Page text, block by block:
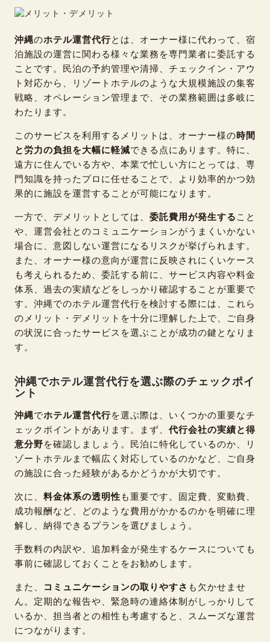
沖縄のホテル運営代行とは、オーナー様に代わって、宿
泊施設の運営に関わる様々な業務を専門業者に委託する
ことです。民泊の予約管理や清掃、チェックイン・アウ
ト対応から、リゾートホテルのような大規模施設の集客
戦略、オペレーション管理まで、その業務範囲は多岐に
わたります。
このサービスを利用するメリットは、オーナー様の時間
と労力の負担を大幅に軽減できる点にあります。特に、
遠方に住んでいる方や、本業で忙しい方にとっては、専
門知識を持ったプロに任せることで、より効率的かつ効
果的に施設を運営することが可能になります。
一方で、デメリットとしては、 委託費用が発生する こと
や、運営会社とのコミュニケーションがうまくいかない
場合に、意図しない運営になるリスクが挙げられます。
また、 オーナー様の意向が運営に反映されにくいケース
も考えられるため、委託する前に、サービス内容や料金
体系、過去の実績などをしっかり確認することが重要で
す。沖縄でのホテル運営代行を検討する際には、これら
のメリット・デメリットを十分に理解した上で、ご自身
の状況に合ったサービスを選ぶことが成功の鍵となりま
す。
沖縄でホテル運営代行を選ぶ際のチェックポイ
ント
沖縄でホテル運営代行を選ぶ際は、いくつかの重要なチ
ェックポイントがあります。まず、 代行会社の実績と得
意分野を確認しましょう。民泊に特化しているのか、リ
ゾートホテルまで幅広く対応しているのかなど、ご自身
の施設に合った経験があるかどうかが大切です。
次に、 料金体系の透明性 も重要です。固定費、変動費、
成功報酬など、どのような費用がかかるのかを明確に理
解し、納得できるプランを選びましょう。
手数料の内訳や、追加料金が発生するケースについても
事前に確認しておくことをお勧めします。
また、 コミュニケーションの取りやすさ も欠かせませ
ん。定期的な報告や、緊急時の連絡体制がしっかりして
いるか、担当者との相性も考慮すると、スムーズな運営
につながります。